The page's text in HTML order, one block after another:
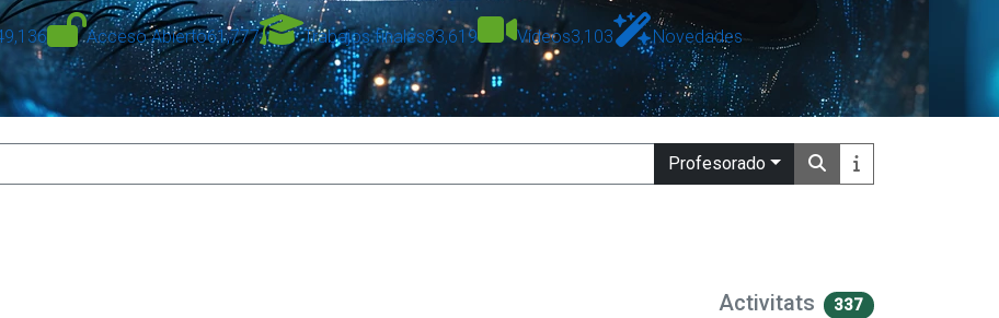
Acceso Abierto61,777 Trabajos finales83,619 Vídeos3,103 Novedades
Profesorado
Activitats 337